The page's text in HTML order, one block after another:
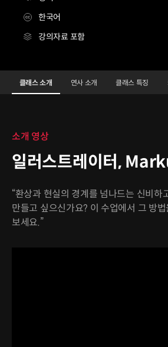
한국어
강의자료 포함
일러스트레이터 Markus Yu Details
Configuration Information Shortcuts
클래스 소개 연사 소개 클래스 특징
소개 영상
일러스트레이터,
“환상과 현실의 경계를 넘나드는 신비하
만들고 싶으신가요? 이 수업에서 그 방
보세요.”